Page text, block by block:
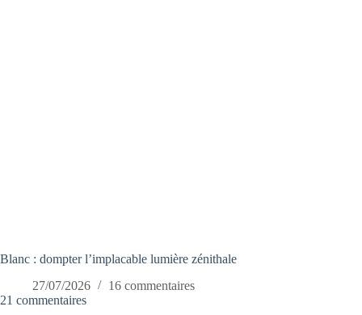
Blanc : dompter l’implacable lumière zénithale
27/07/2026
16 commentaires
21 commentaires